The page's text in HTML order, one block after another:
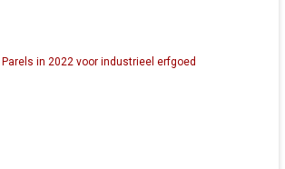
Parels in 2022 voor industrieel erfgoed